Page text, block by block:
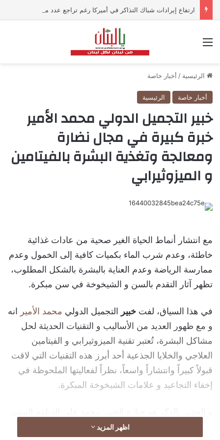
الرئيسية / أخبار خاصة
أخبار خاصة الرئيسية
خبير التجميل الدولي محمد الأمير
خبرة كبيرة في مجال نضارة
ومعالجة وتغذية البشرة بالفيتامين
و الميزوثيرابي
مع انتشار أنماط الحياة الغير صحية من عادات غذائية
خاطئة، وعدم شرب الماء بكميات كافية إلى الخمول وعدم
ممارسة الرياضة وعدم العناية بالبشرة بالشكل المطلوب،
تظهر آثار التقدم بالسن و الشيخوخة في سن مبكرة.
خبير التجميل الدولي محمد الأمير انه
و مع ظهور العديد من الأساليب و التقنيات الحديثة لحل
مشاكل البشرة، تُعتبر تقنية الميزوثيرابي و الفيتامين
العلاجي والخلايا الجذعية أحد أبرز هذه التقنيات التي لاقت
قبولاً كبيراً وانتشاراً واسعاً، نظراً لفعاليتها الملحوظة في
إخفاء التجاعيد و علامات الشيخوخة المبكرة.
في مجال الحقن التجميلي والبشرة حيث حصل على
اظهر المزيد